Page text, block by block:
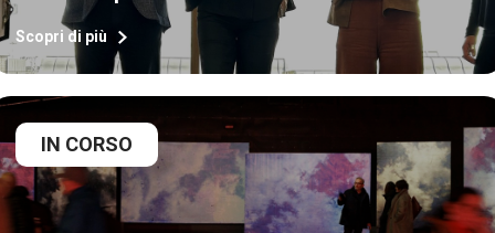
Scopri di più
IN CORSO